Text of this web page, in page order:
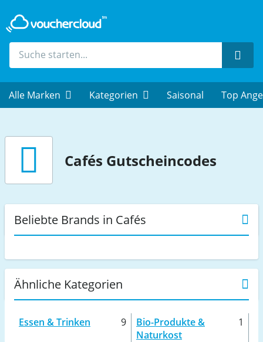
Alle Marken Kategorien Saisonal Top
Cafés Gutscheincodes
Beliebte Brands in Cafés
Ähnliche Kategorien
Essen & Trinken 9
Bio-Produkte &
Naturkost
1